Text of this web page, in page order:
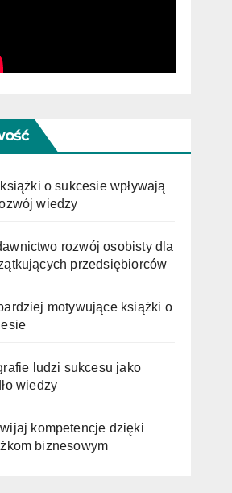
o sukcesie wpływają
wiedzy
rozwój osobisty dla
przedsiębiorców
motywujące książki o
ludzi sukcesu jako
wiedzy
kompetencje dzięki
biznesowym